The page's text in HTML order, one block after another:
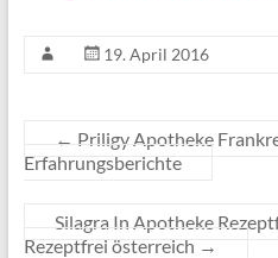
19. April 2016
← Priligy Apotheke
Erfahrungsberichte
Silagra In Apotheke
Rezeptfrei österreich →